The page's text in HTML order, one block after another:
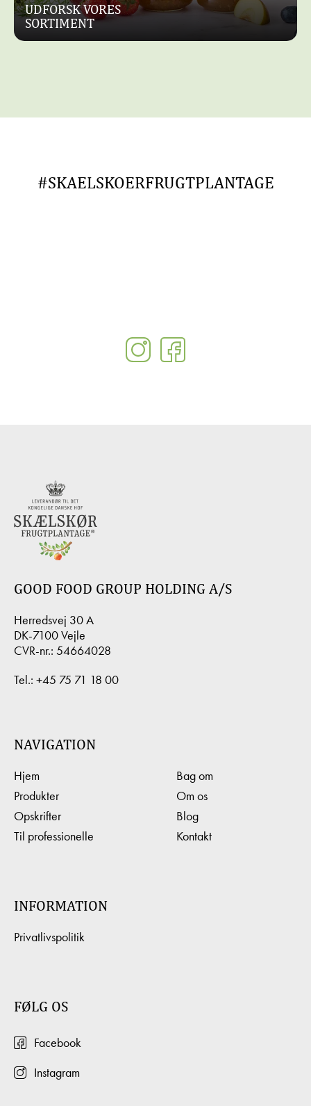
UDFORSK VORES
SORTIMENT
#SKAELSKOERFRUGTPLANTAGE
GOOD FOOD GROUP HOLDING A/S
Herredsvej 30 A
DK-7100 Vejle
CVR-nr.: 54664028
Tel.: +45 75 71 18 00
NAVIGATION
Hjem
Produkter
Opskrifter
Til professionelle
Bag om
Om os
Blog
Kontakt
INFORMATION
Privatlivspolitik
FØLG OS
Facebook
Instagram